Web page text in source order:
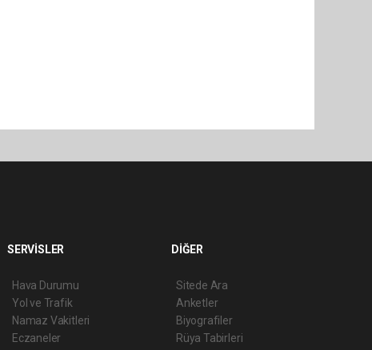
SERVİSLER
Hava Durumu
Yol ve Trafik
Namaz Vakitleri
Eczaneler
DİĞER
Sitede Ara
Anketler
Biyografiler
Rüya Tabirleri